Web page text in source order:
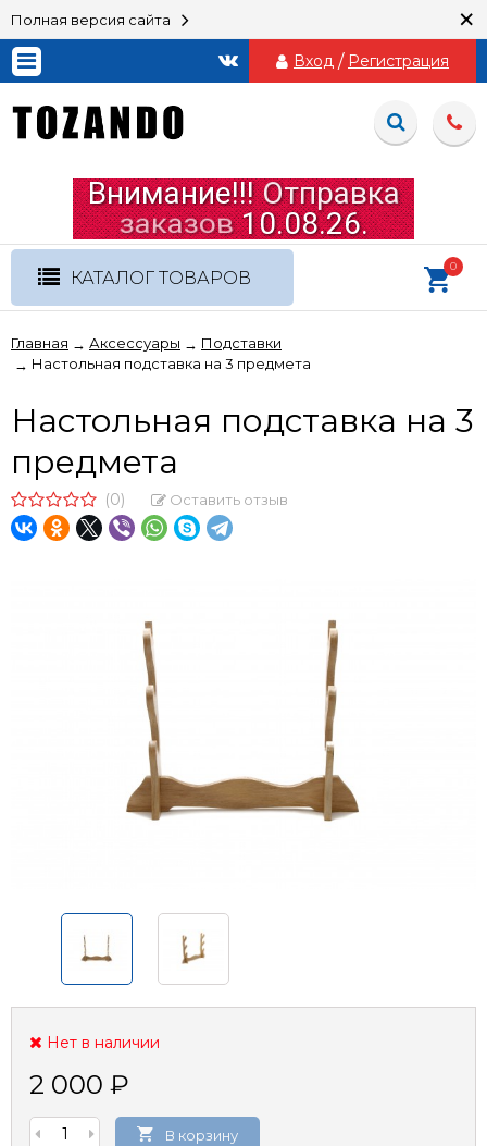
Полная версия сайта ×
Вход / Регистрация
КАТАЛОГ ТОВАРОВ
0
Главная → Аксессуары → Подставки
→ Настольная подставка на 3 предмета
Настольная подставка на 3
предмета
(0) Оставить отзыв
Нет в наличии
2 000 ₽
В корзину